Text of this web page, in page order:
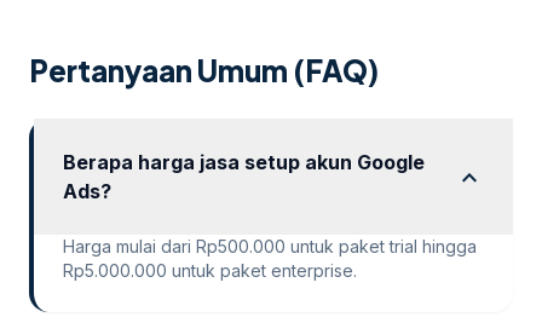
Pertanyaan Umum (FAQ)
Berapa harga jasa setup akun Google
Ads?
expand_more
Harga mulai dari Rp500.000 untuk paket trial hingga
Rp5.000.000 untuk paket enterprise.